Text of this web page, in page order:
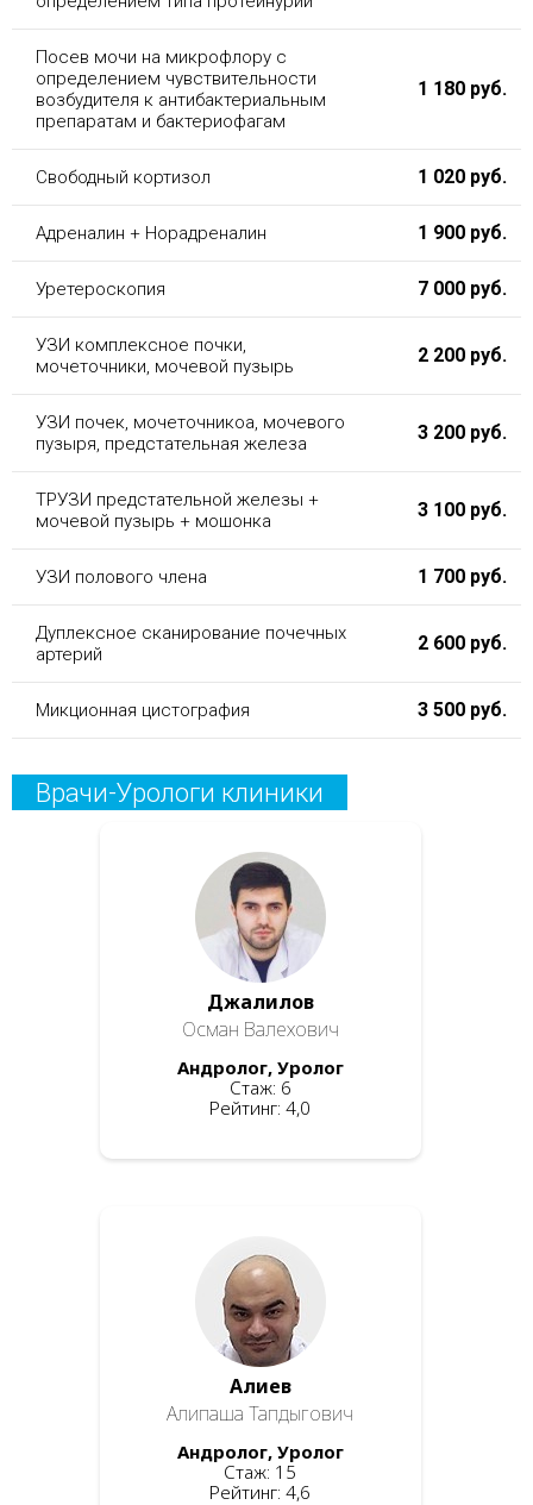
Посев мочи на микрофлору с
определением чувствительности
возбудителя к антибактериальным
препаратам и бактериофагам
1 180 руб.
Свободный кортизол 1 020 руб.
Адреналин + Норадреналин 1 900 руб.
Уретероскопия 7 000 руб.
УЗИ комплексное почки,
мочеточники, мочевой пузырь
2 200 руб.
УЗИ почек, мочеточникоа, мочевого
пузыря, предстательная железа
3 200 руб.
ТРУЗИ предстательной железы +
мочевой пузырь + мошонка
3 100 руб.
УЗИ полового члена 1 700 руб.
Дуплексное сканирование почечных
артерий
2 600 руб.
Микционная цистография 3 500 руб.
Врачи-Урологи клиники
Джалилов
Осман Валехович
Андролог, Уролог
Стаж: 6
Рейтинг: 4,0
Алиев
Алипаша Тапдыгович
Андролог, Уролог
Стаж: 15
Рейтинг: 4,6